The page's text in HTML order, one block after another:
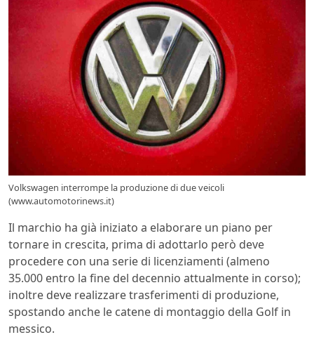
Volkswagen interrompe la produzione di due veicoli
(www.automotorinews.it)
Il marchio ha già iniziato a elaborare un piano per
tornare in crescita, prima di adottarlo però deve
procedere con una serie di licenziamenti (almeno
35.000 entro la fine del decennio attualmente in corso);
inoltre deve realizzare trasferimenti di produzione,
spostando anche le catene di montaggio della Golf in
messico.